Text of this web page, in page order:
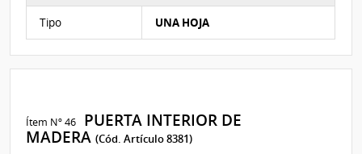
Tipo UNA HOJA
Ítem Nº 46
PUERTA INTERIOR DE
MADERA(Cód. Artículo 8381)